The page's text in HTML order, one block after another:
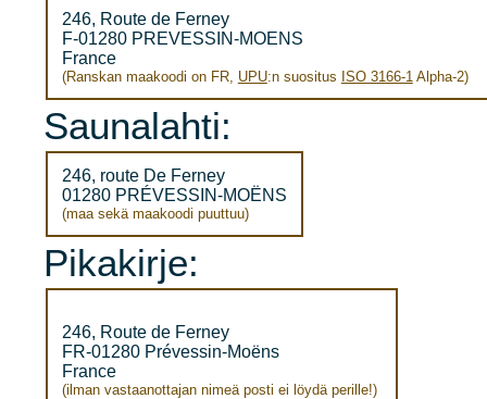
246, Route de Ferney
F-01280 PREVESSIN-MOENS
France
(Ranskan maakoodi on FR, UPU:n suositus ISO 3166-1 Alpha-2)
Saunalahti:
246, route De Ferney
01280 PRÉVESSIN-MOËNS
(maa sekä maakoodi puuttuu)
Pikakirje:
246, Route de Ferney
FR-01280 Prévessin-Moëns
France
(ilman vastaanottajan nimeä posti ei löydä perille!)